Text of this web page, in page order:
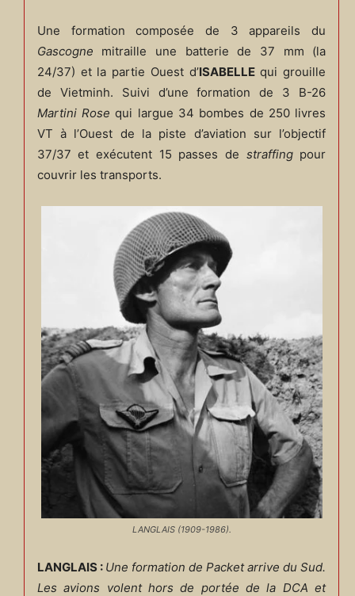
Une formation composée de 3 appareils du
Gascogne mitraille une batterie de 37 mm (la
24/37) et la partie Ouest d’ISABELLEqui grouille
de Vietminh. Suivi d’une formation de 3 B-26
Martini Rose qui largue 34 bombes de 250 livres
VT à l’Ouest de la piste d’aviation sur l’objectif
37/37 et exécutent 15 passes de straffingpour
couvrir les transports.
LANGLAIS (1909-1986).
LANGLAIS : Une formation de Packet arrive du Sud.
Les avions volent hors de portée de la DCA et